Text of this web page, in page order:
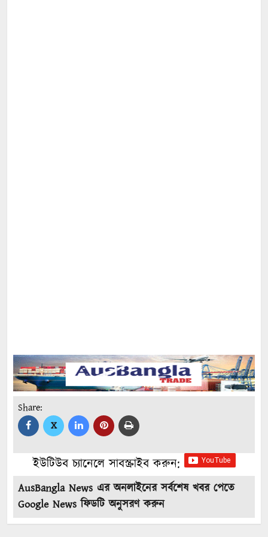
Share:
X
ইউটিউব চ্যানেলে সাবস্ক্রাইব করুন:
AusBangla News এর অনলাইনের সর্বশেষ খবর পেতে
Google News ফিডটি অনুসরণ করুন